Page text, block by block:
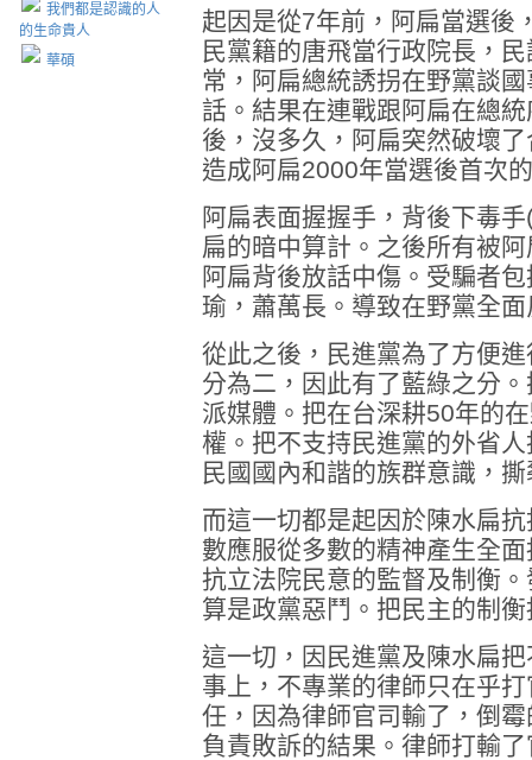
我們都是認識的人
的生命貴人
華碩
起因是從7年前，阿扁當選後
民黨籍的唐飛當行政院長，
常，阿扁總統誘拐在野黨談
話。結果在連戰跟阿扁在總
後，沒多久，阿扁突然破壞
造成阿扁2000年當選後首次
阿扁表面握握手，背後下毒
扁的暗中算計。之後所有被
阿扁背後放話中傷。受騙者
瑜，蕭萬長。導致在野黨全
從此之後，民進黨為了方便
分為二，因此有了藍綠之分
派媒體。把在台深耕50年的
權。把不支持民進黨的外省
民國國內和諧的族群意識，
而這一切都是起因於陳水扁
數應服從多數的精神產生全
抗立法院民意的監督及制衡
算是政黨惡鬥。把民主的制
這一切，因民進黨及陳水扁
事上，不專業的律師只在乎
任，因為律師官司輸了，倒
負責敗訴的結果。律師打輸